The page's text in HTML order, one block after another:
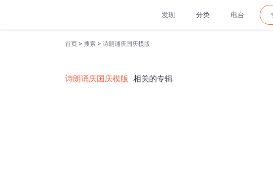
发现 分类 电台
首页 > 搜索 > 诗朗诵庆国庆模版
诗朗诵庆国庆模版 相关的专辑